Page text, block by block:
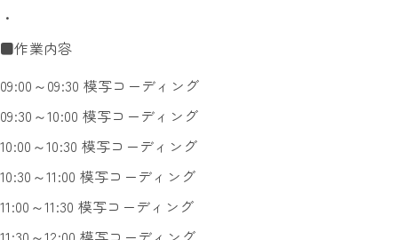
・
■作業内容
09:00～09:30 模写コーディング
09:30～10:00 模写コーディング
10:00～10:30 模写コーディング
10:30～11:00 模写コーディング
11:00～11:30 模写コーディング